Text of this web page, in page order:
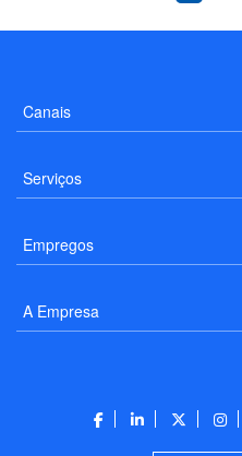
Canais
Serviços
Empregos
A Empresa